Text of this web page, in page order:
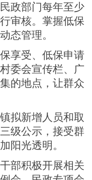
政部门每年至少
审核。掌握低保
态管理。
享受、低保申请
委会宣传栏、广
的地点，让群众
拟新增人员和取
级公示，接受群
阳光透明。
部积极开展相关